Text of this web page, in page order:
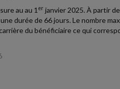
au au 1 er janvier 2025. À partir
durée de 66 jours. Le nombre
du bénéficiaire ce qui